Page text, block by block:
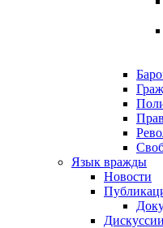
Язык вражды
Новости
Дискуссии